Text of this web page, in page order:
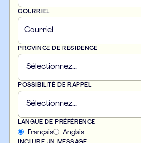
COURRIEL
PROVINCE DE RÉSIDENCE
POSSIBILITÉ DE RAPPEL
LANGUE DE PRÉFÉRENCE
Français Anglais